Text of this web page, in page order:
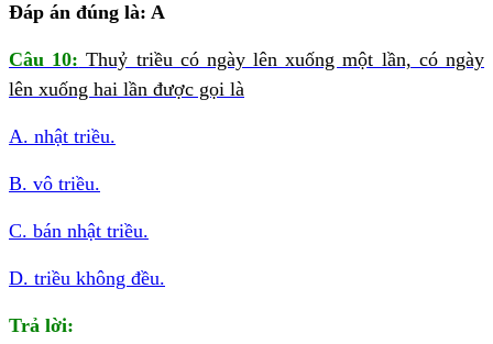
Đáp án đúng là: A
Câu 10: Thuỷ triều có ngày lên xuống một lần, có ngày
lên xuống hai lần được gọi là
A. nhật triều.
B. vô triều.
C. bán nhật triều.
D. triều không đều.
Trả lời: